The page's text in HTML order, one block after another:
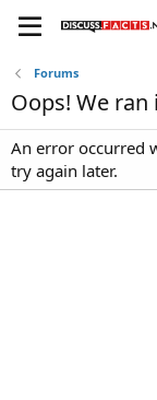
Forums
Oops! We
An error occurred
try again later.